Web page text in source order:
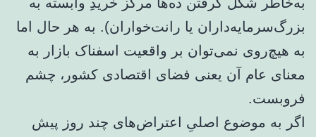
بزرگ‌سرمایه‌داران یا رانت‌خواران). به هر حال اما
به هیچ‌روی نمی‌توان بر واقعیت اسفناک بازار به
معنای عام آن یعنی فضای اقتصادی کشور، چشم
فروبست.
اگر به موضوع اصلیِ اعتراض‌های چند روز پیش